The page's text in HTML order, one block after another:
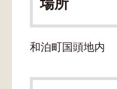
場所
和泊町国頭地内